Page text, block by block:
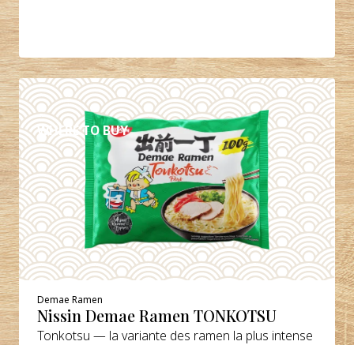
WHERE TO BUY
DÉTAILS
Demae Ramen
Nissin Demae Ramen TONKOTSU
Tonkotsu — la variante des ramen la plus intense